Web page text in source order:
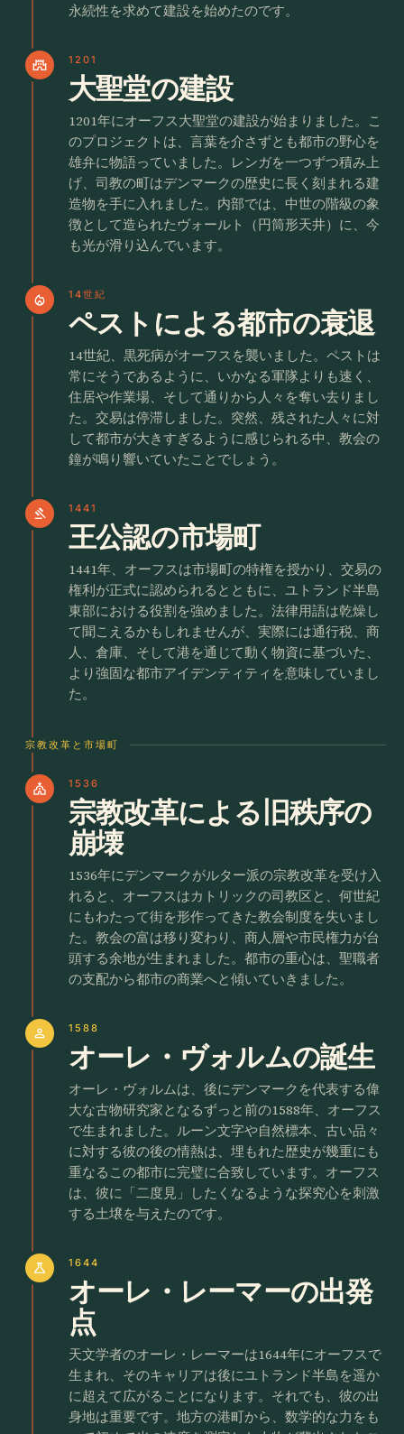
永続性を求めて建設を始めたのです。
castle 1201
大聖堂の建設
1201年にオーフス大聖堂の建設が始まりました。こ
のプロジェクトは、言葉を介さずとも都市の野心を
雄弁に物語っていました。レンガを一つずつ積み上
げ、司教の町はデンマークの歴史に長く刻まれる建
造物を手に入れました。内部では、中世の階級の象
徴として造られたヴォールト（円筒形天井）に、今
も光が滑り込んでいます。
local_fire_department 14世紀
ペストによる都市の衰退
14世紀、黒死病がオーフスを襲いました。ペストは
常にそうであるように、いかなる軍隊よりも速く、
住居や作業場、そして通りから人々を奪い去りまし
た。交易は停滞しました。突然、残された人々に対
して都市が大きすぎるように感じられる中、教会の
鐘が鳴り響いていたことでしょう。
gavel 1441
王公認の市場町
1441年、オーフスは市場町の特権を授かり、交易の
権利が正式に認められるとともに、ユトランド半島
東部における役割を強めました。法律用語は乾燥し
て聞こえるかもしれませんが、実際には通行税、商
人、倉庫、そして港を通じて動く物資に基づいた、
より強固な都市アイデンティティを意味していまし
た。
宗教改革と市場町
church 1536
宗教改革による旧秩序の
崩壊
1536年にデンマークがルター派の宗教改革を受け入
れると、オーフスはカトリックの司教区と、何世紀
にもわたって街を形作ってきた教会制度を失いまし
た。教会の富は移り変わり、商人層や市民権力が台
頭する余地が生まれました。都市の重心は、聖職者
の支配から都市の商業へと傾いていきました。
person 1588
オーレ・ヴォルムの誕生
オーレ・ヴォルムは、後にデンマークを代表する偉
大な古物研究家となるずっと前の1588年、オーフス
で生まれました。ルーン文字や自然標本、古い品々
に対する彼の後の情熱は、埋もれた歴史が幾重にも
重なるこの都市に完璧に合致しています。オーフス
は、彼に「二度見」したくなるような探究心を刺激
する土壌を与えたのです。
science 1644
オーレ・レーマーの出発
点
天文学者のオーレ・レーマーは1644年にオーフスで
生まれ、そのキャリアは後にユトランド半島を遥か
に超えて広がることになります。それでも、彼の出
身地は重要です。地方の港町から、数学的な力をも